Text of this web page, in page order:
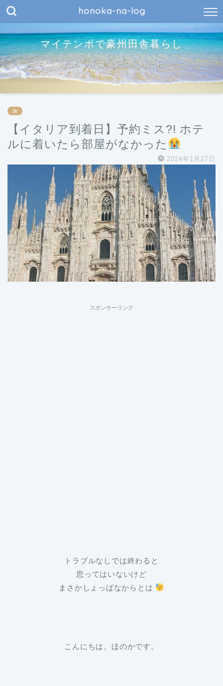
honoka-na-log
マイテンポで豪州田舎暮らし
海辺のいなか暮らしの日々あれこれ
旅
【イタリア到着日】予約ミス?! ホテ
ルに着いたら部屋がなかった
2024年1月27日
スポンサーリンク
トラブルなしでは終わると
思ってはいないけど
まさかしょっぱなからとは
こんにちは。ほのかです。